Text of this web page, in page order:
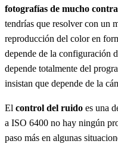
fotografías de mucho
tendrías que resolver con un
reproducción del color en
depende de la configuración
depende totalmente del
insistan que depende de la
El control del ruido es una
a ISO 6400 no hay ningún
paso más en algunas